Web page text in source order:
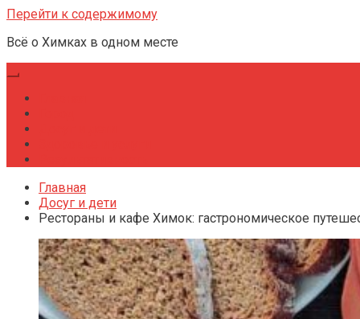
Перейти к содержимому
Всё о Химках в одном месте
Главная
Досуг и дети
Рестораны и кафе Химок: гастрономическое